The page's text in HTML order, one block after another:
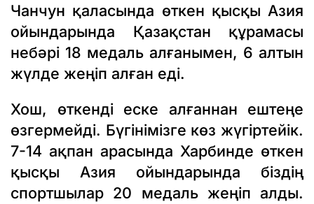
Чанчун қаласында өткен қысқы Азия
ойындарында Қазақстан құрамасы
небәрі 18 медаль алғанымен, 6 алтын
жүлде жеңіп алған еді.
Хош, өткенді еске алғаннан ештеңе
өзгермейді. Бүгінімізге көз жүгіртейік.
7-14 ақпан арасында Харбинде өткен
қысқы Азия ойындарында біздің
спортшылар 20 медаль жеңіп алды.